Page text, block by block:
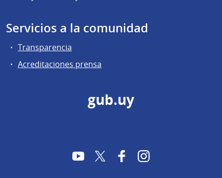
Servicios a la comunidad
Transparencia
Acreditaciones prensa
gub.uy
YouTubeTwitter FacebookInstagram